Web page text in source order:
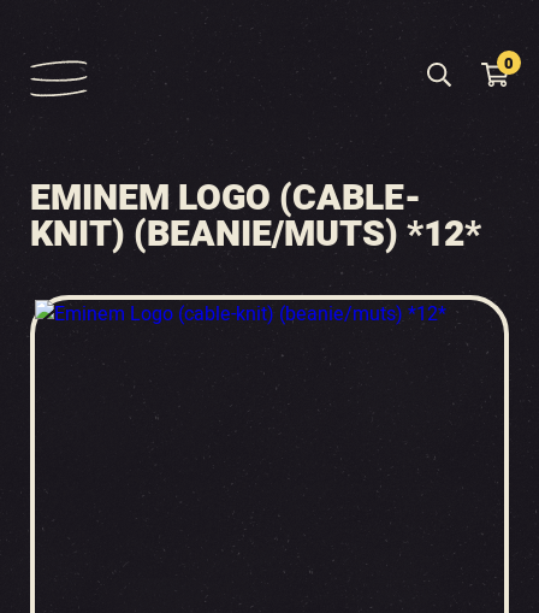
0
EMINEM LOGO (CABLE-
KNIT) (BEANIE/MUTS) *12*